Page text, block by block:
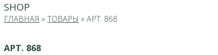
SHOP
ГЛАВНАЯ » ТОВАРЫ » АРТ. 868
АРТ. 868